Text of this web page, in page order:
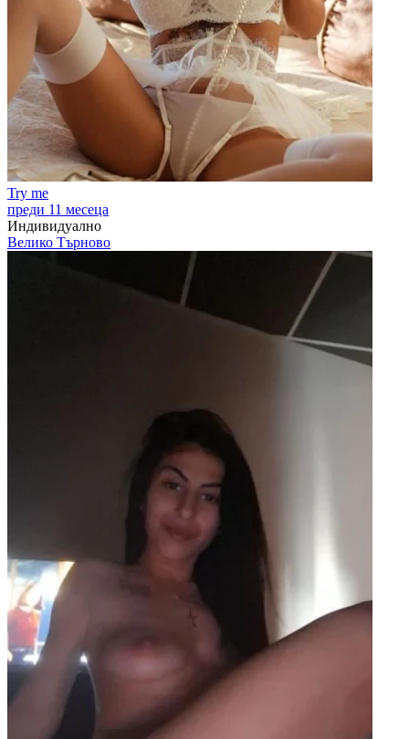
Try me
преди 11 месеца
Индивидуално
Велико Търново